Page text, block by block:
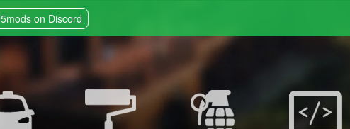
5mods on Discord